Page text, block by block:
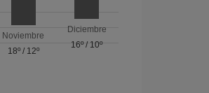
Noviembre
18º/ 12º
Diciembre
16º/ 10º